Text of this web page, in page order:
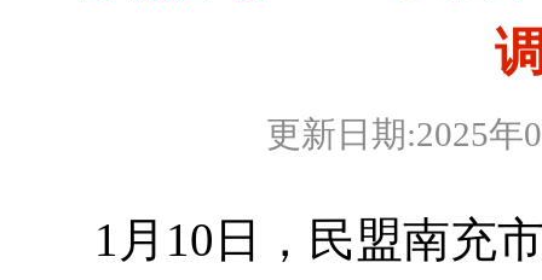
更新日期:2025
1月10日，民盟南充